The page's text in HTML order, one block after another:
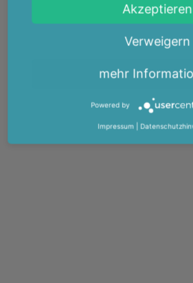
Akzeptieren
Verweigern
mehr
Powered by
Impressum